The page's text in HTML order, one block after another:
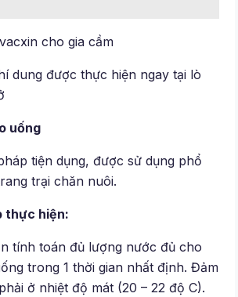
dung được thực hiện ngay tại lò
uống
tiện dụng, được sử dụng phổ
trại chăn nuôi.
thực hiện:
tính toán đủ lượng nước đủ cho
trong 1 thời gian nhất định. Đảm
ở nhiệt độ mát (20 – 22 độ C).